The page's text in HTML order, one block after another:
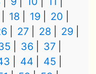
18 19
20
27 28
29
36
37
44
45